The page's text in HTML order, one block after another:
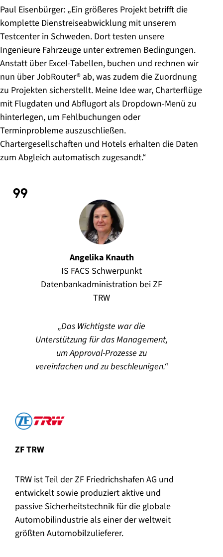
Paul Eisenbürger: „Ein größeres Projekt betrifft die
komplette Dienstreiseabwicklung mit unserem
Testcenter in Schweden. Dort testen unsere
Ingenieure Fahrzeuge unter extremen Bedingungen.
Anstatt über Excel-Tabellen, buchen und rechnen wir
nun über JobRouter® ab, was zudem die Zuordnung
zu Projekten sicherstellt. Meine Idee war, Charterflüge
mit Flugdaten und Abflugort als Dropdown-Menü zu
hinterlegen, um Fehlbuchungen oder
Terminprobleme auszuschließen.
Chartergesellschaften und Hotels erhalten die Daten
zum Abgleich automatisch zugesandt.“
Das Wichtigste war die
Unterstützung für das Management,
um Approval-Prozesse zu
vereinfachen und zu beschleunigen.
Angelika Knauth
IS FACS Schwerpunkt
Datenbankadministration bei ZF
TRW
ZF TRW
TRW ist Teil der ZF Friedrichshafen AG und
entwickelt sowie produziert aktive und
passive Sicherheitstechnik für die globale
Automobilindustrie als einer der weltweit
größten Automobilzulieferer.